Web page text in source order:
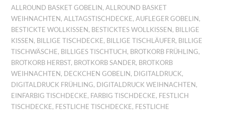
ALLROUND BASKET GOBELIN ,ALLROUND BASKET
WEIHNACHTEN ,ALLTAGSTISCHDECKE,AUFLEGER GOBELIN ,
BESTICKTE WOLLKISSEN , BESTICKTES WOLLKISSEN , BILLIGE
KISSEN , BILLIGE TISCHDECKE, BILLIGE TISCHLÄUFER, BILLIGE
TISCHWÄSCHE, BILLIGES TISCHTUCH , BROTKORB FRÜHLING,
BROTKORB HERBST, BROTKORB SANDER, BROTKORB
WEIHNACHTEN , DECKCHEN GOBELIN , DIGITALDRUCK,
DIGITALDRUCK FRÜHLING, DIGITALDRUCK WEIHNACHTEN ,
EINFARBIG TISCHDECKE, FARBIG TISCHDECKE, FESTLICH
TISCHDECKE, FESTLICHE TISCHDECKE, FESTLICHE